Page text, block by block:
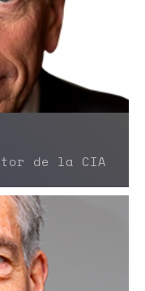
de la CIA